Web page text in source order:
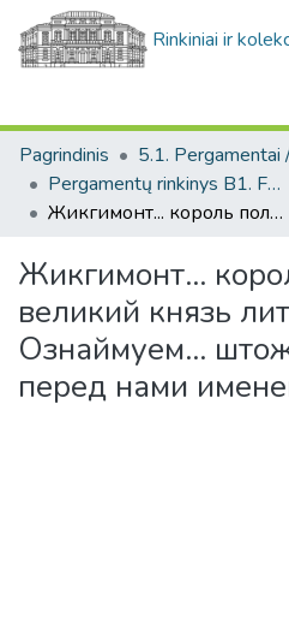
Rinkiniai ir
Pagrindinis
Pergamentų rinkinys B1. F1 / Parchment collection B1. F1
Жикгимонт... король польский, великий князь литовский... Ознаймуем... штож поведано перед нами именем вряду места...
Жикгимонт...
великий князь
Ознаймуем...
перед нами